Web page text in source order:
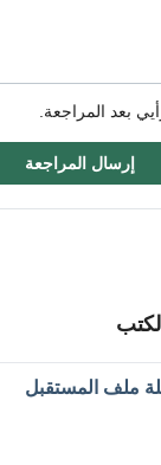
بعد المراجعة.
إرسال المراجعة
ملف المستقبل